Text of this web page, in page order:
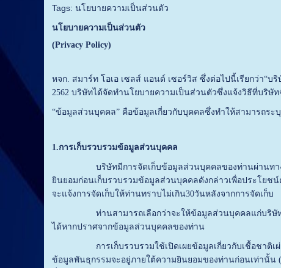
Tags: นโยบายความเป็นส่วนตัว
นโยบายความเป็นส่วนตัว
(Privacy Policy)
หจก. สมาร์ท โอเอ เซลส์ แอนด์ เซอร์วิส ซึ่งต่อไปนี้เรียกว่า
2562 บริษัทได้จัดทำนโยบายความเป็นส่วนตัวซึ่งแจ้งวิธีที่บริ
“ข้อมูลส่วนบุคคล” คือข้อมูลเกี่ยวกับบุคคลซึ่งทำให้สามารถระ
1.การเก็บรวบรวมข้อมูลส่วนบุคคล
บริษัทมีการจัดเก็บข้อมูลส่วนบุคคลของท่านผ่านทางเว็บ
ยินยอมก่อนเก็บรวบรวมข้อมูลส่วนบุคคลดังกล่าวเพื่อประโยช
จะแจ้งการจัดเก็บให้ท่านทราบไม่เกิน30วันหลังจากการจัดเก็บ
ท่านสามารถเลือกว่าจะให้ข้อมูลส่วนบุคคลแก่บริษัทหรือ
ได้หากปราศจากข้อมูลส่วนบุคคลของท่าน
การเก็บรวบรวมใช้เปิดเผยข้อมูลเกี่ยวกับเชื้อชาติเผ่าพั
ข้อมูลพันธุกรรมจะอยู่ภายใต้ความยินยอมของท่านก่อนเท่านั้น